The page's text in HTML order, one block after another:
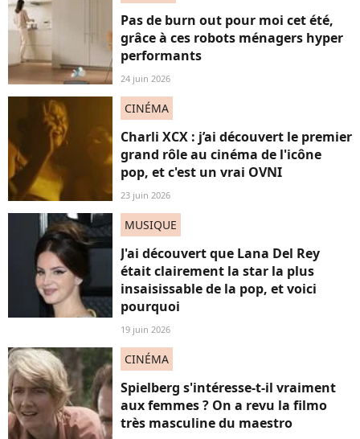
Pas de burn out pour moi cet été,
grâce à ces robots ménagers hyper
performants
24 juin 2026
CINÉMA
Charli XCX : j’ai découvert le premier
grand rôle au cinéma de l'icône
pop, et c'est un vrai OVNI
23 juin 2026
MUSIQUE
J'ai découvert que Lana Del Rey
était clairement la star la plus
insaisissable de la pop, et voici
pourquoi
19 juin 2026
CINÉMA
Spielberg s'intéresse-t-il vraiment
aux femmes ? On a revu la filmo
très masculine du maestro